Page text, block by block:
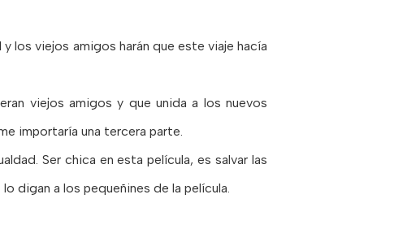
los viejos amigos harán que este viaje hacía
viejos amigos y que unida a los nuevos
importaría una tercera parte.
Ser chica en esta película, es salvar las
digan a los pequeñines de la película.